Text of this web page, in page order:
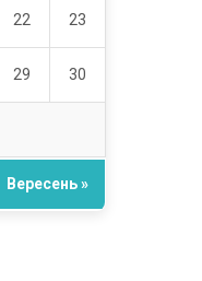
22 23
29 30
Вересень »